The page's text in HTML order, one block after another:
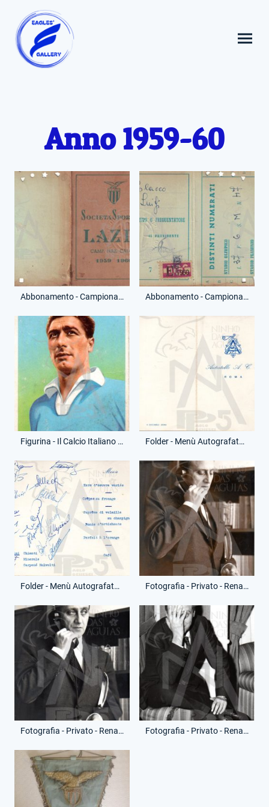
Anno 1959-60
Abbonamento - Campionato Serie A - Distinti Numerati - (Fronte) Abbonamento - Campionato Serie A - Distinti Numerati - (Retro)
Figurina - Il Calcio Italiano n°. 129 - Ugo Pozzan Folder - Menù Autografato - Renato Ziaco - (Fronte)
Folder - Menù Autografato - Renato Ziaco - (Retro) Fotografia - Privato - Renato Ziaco
Fotografia - Privato - Renato Ziaco Fotografia - Privato - Renato Ziaco